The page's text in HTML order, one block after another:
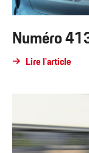
Numéro
Lire l'article